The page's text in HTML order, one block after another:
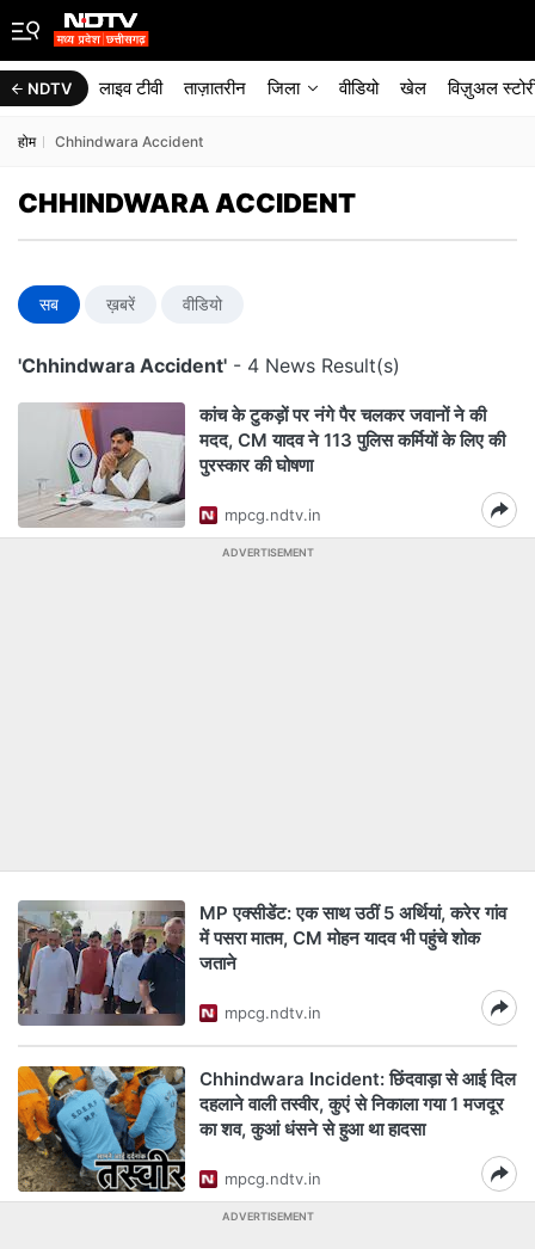
NDTV लाइव टीवी ताज़ातरीन जिला वीडियो खेल विज़ुअल
होम Chhindwara Accident
CHHINDWARA ACCIDENT
सब ख़बरें वीडियो
'Chhindwara Accident' - 4 News Result(s)
कांच के टुकड़ों पर नंगे पैर चलकर जवानों ने की
मदद, CM यादव ने 113 पुलिस कर्मियों के लिए की
पुरस्कार की घोषणा
mpcg.ndtv.in
ADVERTISEMENT
MP एक्‍सीडेंट: एक साथ उठीं 5 अर्थियां, करेर गांव
में पसरा मातम, CM मोहन यादव भी पहुंचे शोक
जताने
mpcg.ndtv.in
Chhindwara Incident: छिंदवाड़ा से आई दिल
दहलाने वाली तस्वीर, कुएं से निकाला गया 1 मजदूर
का शव, कुआं धंसने से हुआ था हादसा
mpcg.ndtv.in
ADVERTISEMENT